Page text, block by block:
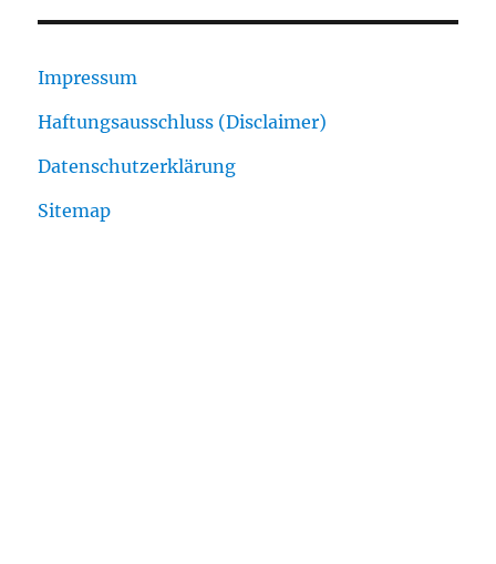
Impressum
Haftungsausschluss (Disclaimer)
Datenschutzerklärung
Sitemap